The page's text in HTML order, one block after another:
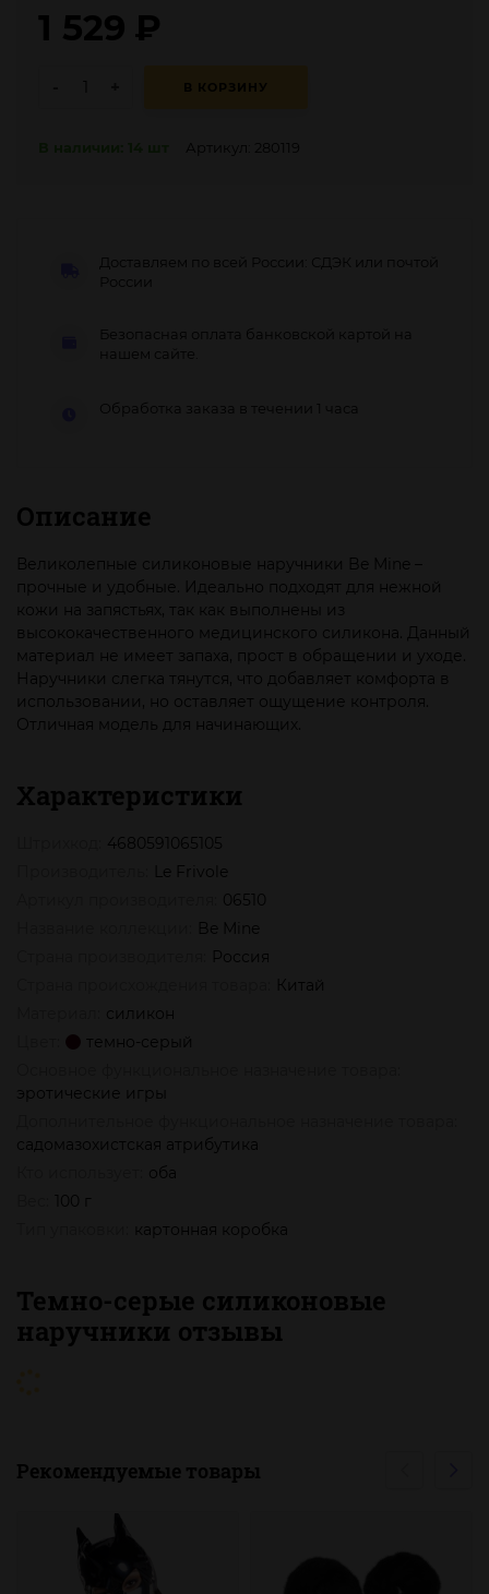
1 529 ₽
В КОРЗИНУ
Артикул: 280119
Доставляем по всей России: СДЭК или почтой
Безопасная оплата банковской картой на
нашем сайте.
Обработка заказа в течении 1 часа
Описание
Великолепные силиконовые наручники Be Mine –
прочные и удобные. Идеально подходят для нежной
кожи на запястьях, так как выполнены из
высококачественного медицинского силикона. Данный
материал не имеет запаха, прост в обращении и уходе.
Наручники слегка тянутся, что добавляет комфорта в
использовании, но оставляет ощущение контроля.
Отличная модель для начинающих.
Характеристики
4680591065105
Le Frivole
06510
Be Mine
Россия
Китай
силикон
темно-серый
эротические игры
садомазохистская атрибутика
оба
100 г
картонная коробка
Темно-серые силиконовые
наручники отзывы
Рекомендуемые товары